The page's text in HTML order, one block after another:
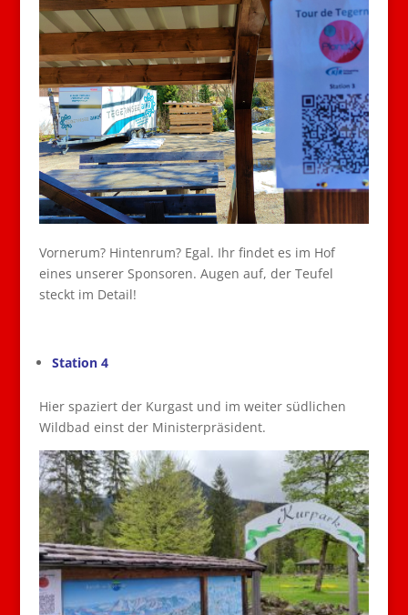
Vornerum? Hintenrum? Egal. Ihr findet es im Hof
eines unserer Sponsoren. Augen auf, der Teufel
steckt im Detail!
Station 4
Hier spaziert der Kurgast und im weiter südlichen
Wildbad einst der Ministerpräsident.